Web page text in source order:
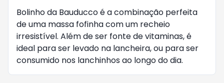
Bolinho da Bauducco é a combinação perfeita
de uma massa fofinha com um recheio
irresistível. Além de ser fonte de vitaminas, é
ideal para ser levado na lancheira, ou para ser
consumido nos lanchinhos ao longo do dia.